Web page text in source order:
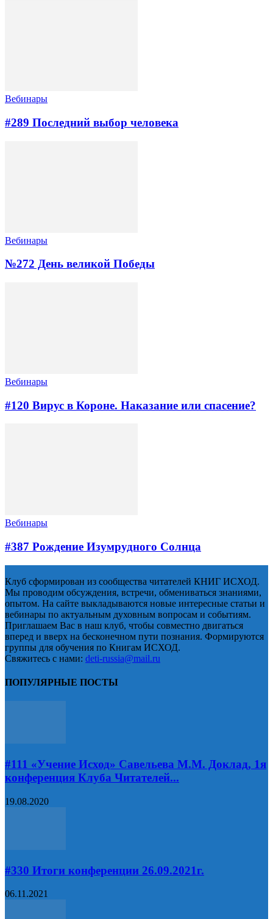
Вебинары
#289 Последний выбор человека
Вебинары
№272 День великой Победы
Вебинары
#120 Вирус в Короне. Наказание или спасение?
Вебинары
#387 Рождение Изумрудного Солнца
Клуб сформирован из сообщества читателей КНИГ ИСХОД.
Мы проводим обсуждения, встречи, обмениваться знаниями,
опытом. На сайте выкладываются новые интересные статьи и
вебинары по актуальным духовным вопросам и событиям.
Приглашаем Вас в наш клуб, чтобы совместно двигаться
вперед и вверх на бесконечном пути познания. Формируются
группы для обучения по Книгам ИСХОД.
Свяжитесь с нами: deti-russia@mail.ru
ПОПУЛЯРНЫЕ ПОСТЫ
#111 «Учение Исход» Савельева М.М. Доклад, 1я
конференция Клуба Читателей...
19.08.2020
#330 Итоги конференции 26.09.2021г.
06.11.2021